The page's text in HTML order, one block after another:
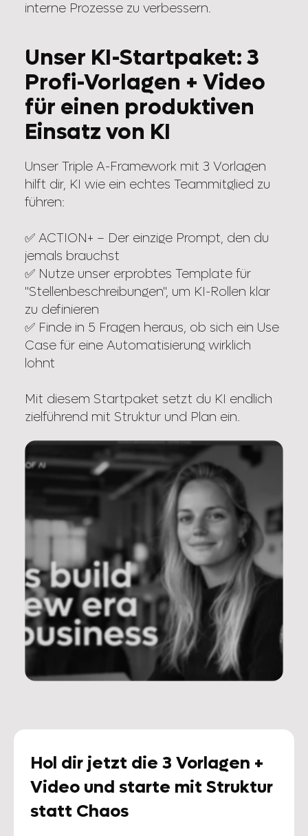
interne Prozesse zu verbessern.
Unser KI-Startpaket: 3
Profi-Vorlagen + Video
für einen produktiven
Einsatz von KI
Unser Triple A-Framework mit 3 Vorlagen
hilft dir, KI wie ein echtes Teammitglied zu
führen:
✅ ACTION+ – Der einzige Prompt, den du
jemals brauchst
✅ Nutze unser erprobtes Template für
"Stellenbeschreibungen", um KI-Rollen klar
zu definieren
✅ Finde in 5 Fragen heraus, ob sich ein Use
Case für eine Automatisierung wirklich
lohnt
Mit diesem Startpaket setzt du KI endlich
zielführend mit Struktur und Plan ein.
Hol dir jetzt die 3 Vorlagen +
Video und starte mit Struktur
statt Chaos